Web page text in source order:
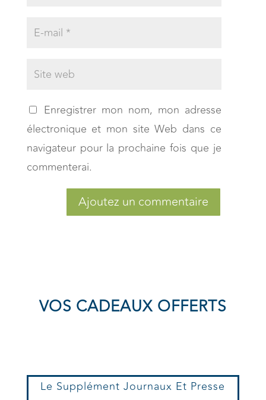
Enregistrer mon nom, mon adresse
électronique et mon site Web dans ce
navigateur pour la prochaine fois que je
commenterai.
Ajoutez un commentaire
VOS CADEAUX OFFERTS
Le Supplément Journaux Et Presse